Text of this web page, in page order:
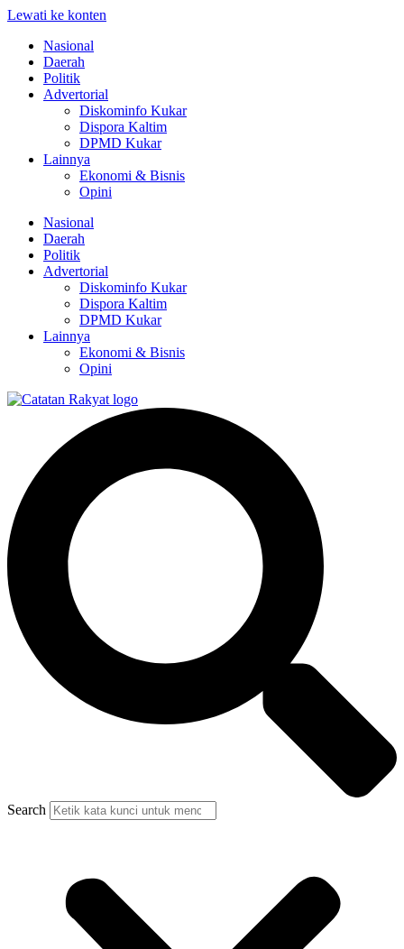
Lewati ke konten
Nasional
Daerah
Politik
Advertorial
Diskominfo Kukar
Dispora Kaltim
DPMD Kukar
Lainnya
Ekonomi & Bisnis
Opini
Nasional
Daerah
Politik
Advertorial
Diskominfo Kukar
Dispora Kaltim
DPMD Kukar
Lainnya
Ekonomi & Bisnis
Opini
Search